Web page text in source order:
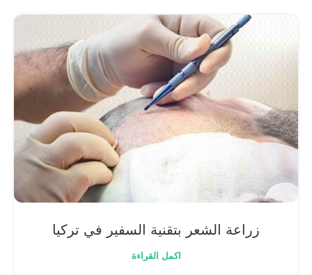
زراعة الشعر بتقنية السفير في تركيا
اكمل القراءة